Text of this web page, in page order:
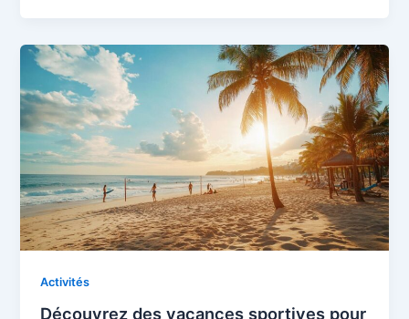
Activités
Découvrez des vacances sportives pour